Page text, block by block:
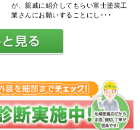
が、親戚に紹介してもらい富士塗装工
業さんにお願いすることにし･･･